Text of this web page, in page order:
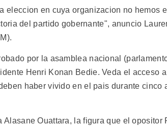
eleccion en cuya organizacion no hemos
del partido gobernante", anuncio
por la asamblea nacional
Henri Konan Bedie. Veda el acceso
haber vivido en el pais durante cinco
Alasane Ouattara, la figura que el opositor